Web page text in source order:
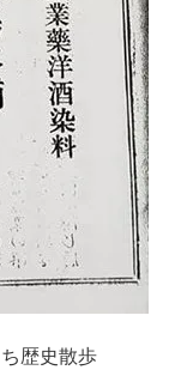
歴史散歩